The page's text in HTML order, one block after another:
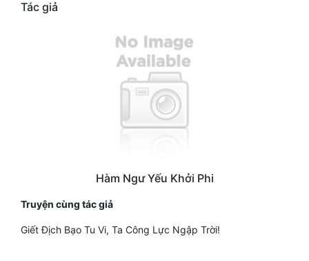
Tác giả
Hàm Ngư Yếu Khởi Phi
Truyện cùng tác giả
Giết Địch Bạo Tu Vi, Ta Công Lực Ngập Trời!